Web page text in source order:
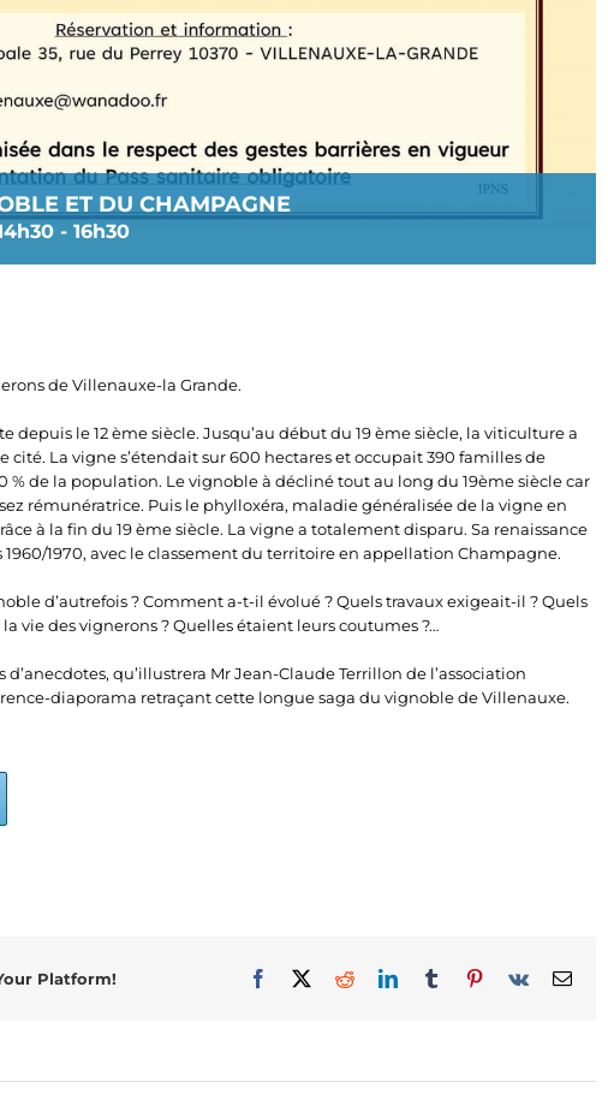
ET DU CHAMPAGNE
- 16h30
de Villenauxe-la Grande.
depuis le 12 ème siècle. Jusqu’au début du 19 ème siècle, la viticulture a
cité. La vigne s’étendait sur 600 hectares et occupait 390 familles de
% de la population. Le vignoble à décliné tout au long du 19ème siècle car
rémunératrice. Puis le phylloxéra, maladie généralisée de la vigne en
à la fin du 19 ème siècle. La vigne a totalement disparu. Sa renaissance
1970, avec le classement du territoire en appellation Champagne.
d’autrefois ? Comment a-t-il évolué ? Quels travaux exigeait-il ? Quels
vie des vignerons ? Quelles étaient leurs coutumes ?…
qu’illustrera Mr Jean-Claude Terrillon de l’association
diaporama retraçant cette longue saga du vignoble de Villenauxe.
Platform! Facebook RedditLinkedInTumblr Pinterest
Vk Email